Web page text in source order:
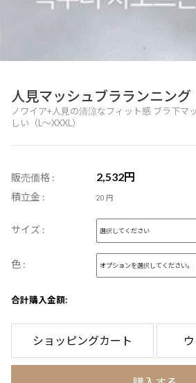
人見マッシュブラランニング
ノワイア+人見の清涼なフィット感 ブラ下マ
しい（L～XXXL）
販売価格 : 2,532円
積立金 : 20 円
サイズ :
色 :
合計購入金額:
ショッピングカート